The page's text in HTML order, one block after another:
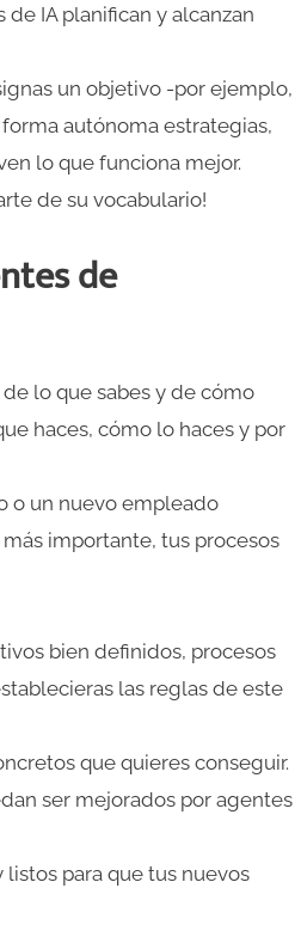
IA planifican y alcanzan
un objetivo -por ejemplo,
autónoma estrategias,
lo que funciona mejor.
de su vocabulario!
de
lo que sabes y de cómo
haces, cómo lo haces y por
o un nuevo empleado
importante, tus procesos
bien definidos, procesos
las reglas de este
que quieres conseguir.
ser mejorados por agentes
para que tus nuevos